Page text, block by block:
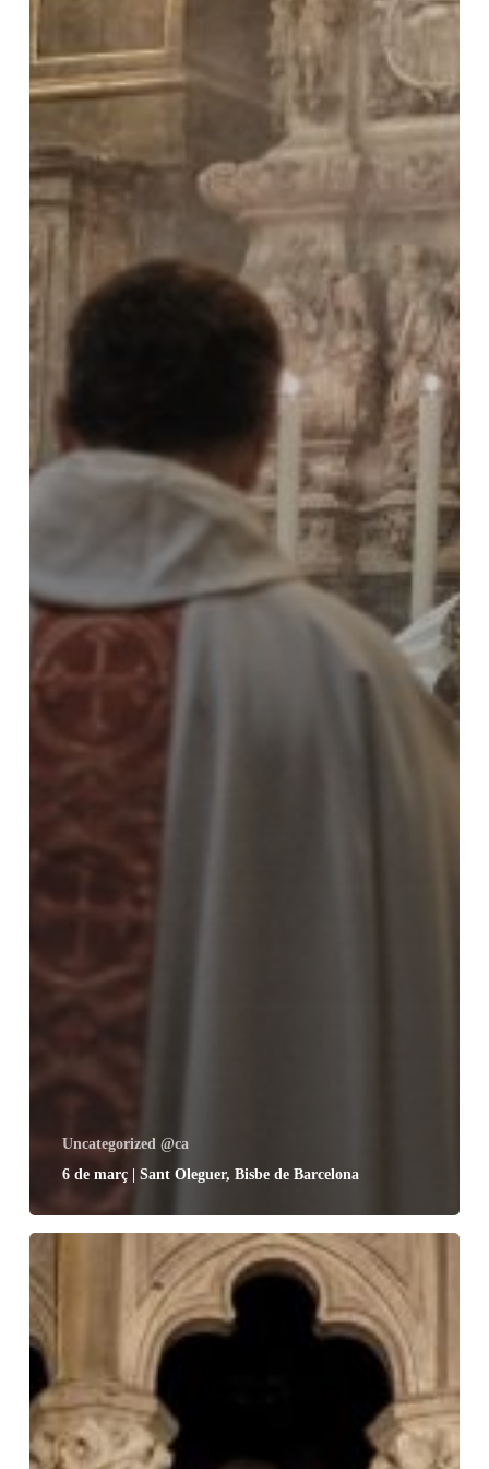
Uncategorized @ca
6 de març | Sant Oleguer, Bisbe de Barcelona
d’abril
Dilluns
Pasqua.
Mare
de